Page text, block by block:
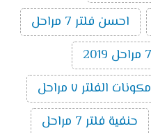
احسن فلتر 7 مراحل
مكونات الفلتر ٧ مراحل
حنفية فلتر 7 مراحل